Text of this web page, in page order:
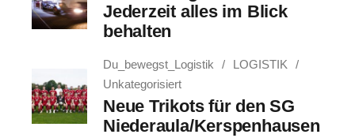
Jederzeit alles im Blick
behalten
Du_bewegst_Logistik
LOGISTIK
Unkategorisiert
Neue Trikots für den SG
Niederaula/Kerspenhausen